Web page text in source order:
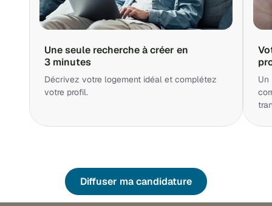
Une seule recherche à créer en
3 minutes
Décrivez votre logement idéal et complétez
votre profil.
Un
Diffuser ma candidature